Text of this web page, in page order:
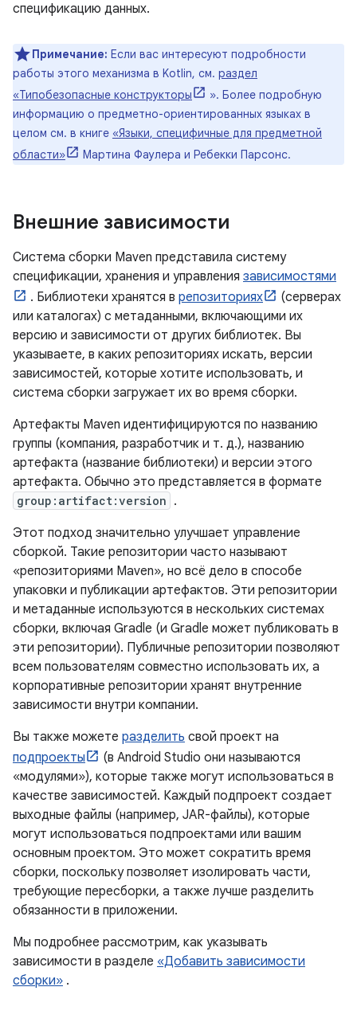
спецификацию данных.
Примечание: Если вас интересуют подробности
работы этого механизма в Kotlin, см. раздел
«Типобезопасные конструкторы
». Более подробную
информацию о предметно-ориентированных языках в
целом см. в книге «Языки, специфичные для предметной
области»
Мартина Фаулера и Ребекки Парсонс.
Внешние зависимости
Система сборки Maven представила систему
спецификации, хранения и управления зависимостями
. Библиотеки хранятся в репозиториях
(серверах
или каталогах) с метаданными, включающими их
версию и зависимости от других библиотек. Вы
указываете, в каких репозиториях искать, версии
зависимостей, которые хотите использовать, и
система сборки загружает их во время сборки.
Артефакты Maven идентифицируются по названию
группы (компания, разработчик и т. д.), названию
артефакта (название библиотеки) и версии этого
артефакта. Обычно это представляется в формате
group:artifact:version .
Этот подход значительно улучшает управление
сборкой. Такие репозитории часто называют
«репозиториями Maven», но всё дело в способе
упаковки и публикации артефактов. Эти репозитории
и метаданные используются в нескольких системах
сборки, включая Gradle (и Gradle может публиковать в
эти репозитории). Публичные репозитории позволяют
всем пользователям совместно использовать их, а
корпоративные репозитории хранят внутренние
зависимости внутри компании.
Вы также можете разделить свой проект на
подпроекты
(в Android Studio они называются
«модулями»), которые также могут использоваться в
качестве зависимостей. Каждый подпроект создает
выходные файлы (например, JAR-файлы), которые
могут использоваться подпроектами или вашим
основным проектом. Это может сократить время
сборки, поскольку позволяет изолировать части,
требующие пересборки, а также лучше разделить
обязанности в приложении.
Мы подробнее рассмотрим, как указывать
зависимости в разделе «Добавить зависимости
сборки» .